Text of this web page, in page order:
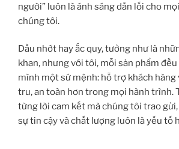
người” luôn là ánh sáng dẫn lối cho
chúng tôi.
Dầu nhớt hay ắc quy, tưởng như là
khan, nhưng với tôi, mỗi sản phẩm
mình một sứ mệnh: hỗ trợ khách hàng
tru, an toàn hơn trong mọi hành trình.
từng lời cam kết mà chúng tôi trao
sự tin cậy và chất lượng luôn là yếu tố